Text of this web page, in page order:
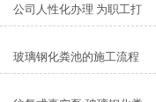
公司人性化办理 为职工打
玻璃钢化粪池的施工流程